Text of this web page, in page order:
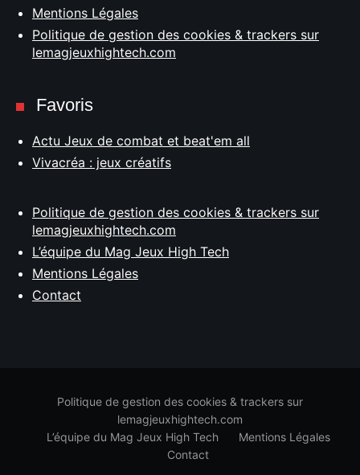
Mentions Légales
Politique de gestion des cookies & trackers sur
lemagjeuxhightech.com
Favoris
Actu Jeux de combat et beat'em all
Vivacréa : jeux créatifs
Politique de gestion des cookies & trackers sur
lemagjeuxhightech.com
L’équipe du Mag Jeux High Tech
Mentions Légales
Contact
Politique de gestion des cookies & trackers sur
lemagjeuxhightech.com
L’équipe du Mag Jeux High Tech
Mentions Légales
Contact